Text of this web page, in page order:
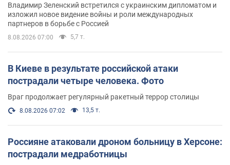
Владимир Зеленский встретился с украинским дипломатом и
изложил новое видение войны и роли международных
партнеров в борьбе с Россией
8.08.2026 07:00 5,7 т.
В Киеве в результате российской атаки
пострадали четыре человека. Фото
Враг продолжает регулярный ракетный террор столицы
8.08.2026 07:02 13,5 т.
Россияне атаковали дроном больницу в Херсоне:
пострадали медработницы